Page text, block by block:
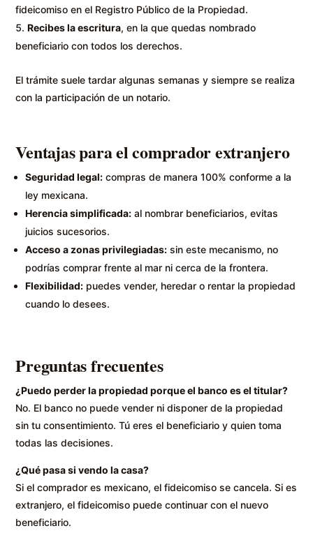
fideicomiso en el Registro Público de la Propiedad.
Recibes la escritura, en la que quedas nombrado
beneficiario con todos los derechos.
El trámite suele tardar algunas semanas y siempre se realiza
con la participación de un notario.
Ventajas para el comprador extranjero
Seguridad legal: compras de manera 100% conforme a la
ley mexicana.
Herencia simplificada: al nombrar beneficiarios, evitas
juicios sucesorios.
Acceso a zonas privilegiadas: sin este mecanismo, no
podrías comprar frente al mar ni cerca de la frontera.
Flexibilidad: puedes vender, heredar o rentar la propiedad
cuando lo desees.
Preguntas frecuentes
¿Puedo perder la propiedad porque el banco es el titular?
No. El banco no puede vender ni disponer de la propiedad
sin tu consentimiento. Tú eres el beneficiario y quien toma
todas las decisiones.
¿Qué pasa si vendo la casa?
Si el comprador es mexicano, el fideicomiso se cancela. Si es
extranjero, el fideicomiso puede continuar con el nuevo
beneficiario.